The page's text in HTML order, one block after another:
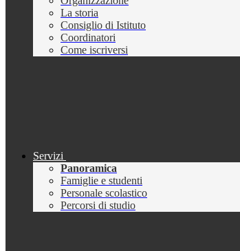
La storia
Consiglio di Istituto
Coordinatori
Come iscriversi
Servizi
Panoramica
Famiglie e studenti
Personale scolastico
Percorsi di studio